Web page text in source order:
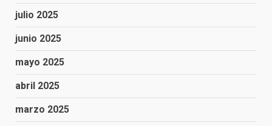
julio 2025
junio 2025
mayo 2025
abril 2025
marzo 2025